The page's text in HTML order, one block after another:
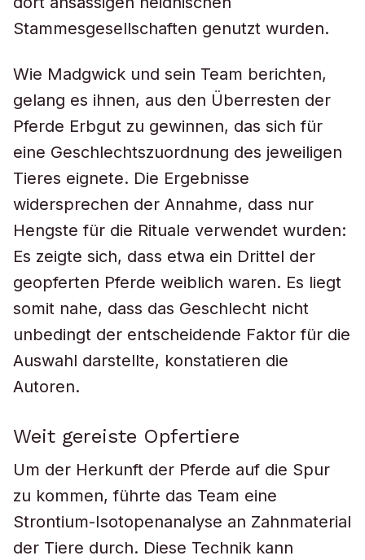
Stammesgesellschaften genutzt wurden.
Wie Madgwick und sein Team berichten,
gelang es ihnen, aus den Überresten der
Pferde Erbgut zu gewinnen, das sich für
eine Geschlechtszuordnung des jeweiligen
Tieres eignete. Die Ergebnisse
widersprechen der Annahme, dass nur
Hengste für die Rituale verwendet wurden:
Es zeigte sich, dass etwa ein Drittel der
geopferten Pferde weiblich waren. Es liegt
somit nahe, dass das Geschlecht nicht
unbedingt der entscheidende Faktor für die
Auswahl darstellte, konstatieren die
Autoren.
Weit gereiste Opfertiere
Um der Herkunft der Pferde auf die Spur
zu kommen, führte das Team eine
Strontium-Isotopenanalyse an Zahnmaterial
der Tiere durch. Diese Technik kann